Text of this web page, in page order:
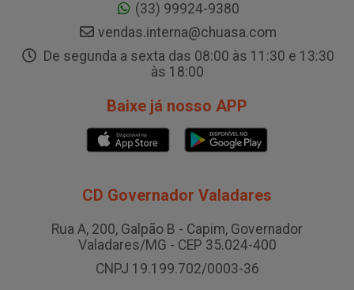
(33) 99924-9380
vendas.interna@chuasa.com
De segunda a sexta das 08:00 às 11:30 e 13:30
às 18:00
Baixe já nosso APP
CD Governador Valadares
Rua A, 200, Galpão B - Capim, Governador
Valadares/MG - CEP 35.024-400
CNPJ 19.199.702/0003-36